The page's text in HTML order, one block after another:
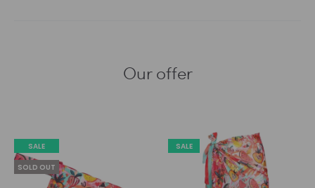
Our offer
SALE
SOLD OUT
SALE